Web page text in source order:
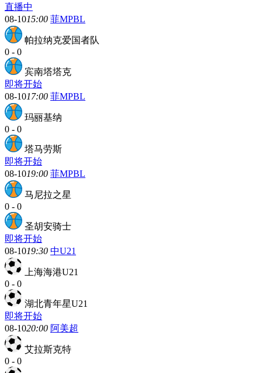
直播中
08-1015:00 菲MPBL
帕拉纳克爱国者队
0 - 0
宾南塔塔克
即将开始
08-1017:00 菲MPBL
玛丽基纳
0 - 0
塔马劳斯
即将开始
08-1019:00 菲MPBL
马尼拉之星
0 - 0
圣胡安骑士
即将开始
08-1019:30 中U21
上海海港U21
0 - 0
湖北青年星U21
即将开始
08-1020:00 阿美超
艾拉斯克特
0 - 0